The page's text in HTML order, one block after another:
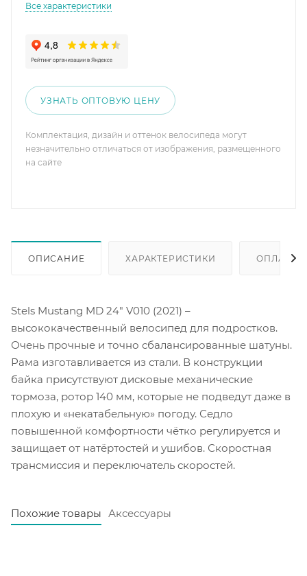
Все характеристики
УЗНАТЬ ОПТОВУЮ ЦЕНУ
Комплектация, дизайн и оттенок велосипеда могут
незначительно отличаться от изображения, размещенного
на сайте
ОПИСАНИЕ ХАРАКТЕРИСТИКИ ОПЛАТА
Stels Mustang MD 24" V010 (2021) –
высококачественный велосипед для подростков.
Очень прочные и точно сбалансированные шатуны.
Рама изготавливается из стали. В конструкции
байка присутствуют дисковые механические
тормоза, ротор 140 мм, которые не подведут даже в
плохую и «некатабельную» погоду. Седло
повышенной комфортности чётко регулируется и
защищает от натёртостей и ушибов. Скоростная
трансмиссия и переключатель скоростей.
Похожие товары Аксессуары